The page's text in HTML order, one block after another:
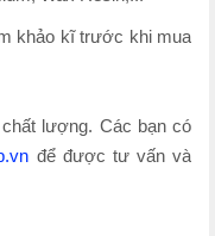
khảo kĩ trước khi mua
lượng. Các bạn có
để được tư vấn và